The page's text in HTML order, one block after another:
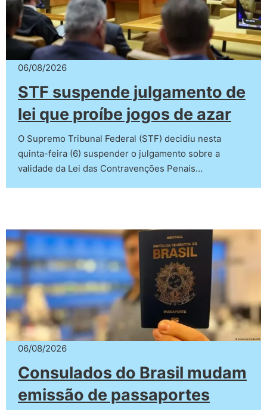
06/08/2026
STF suspende julgamento de
lei que proíbe jogos de azar
O Supremo Tribunal Federal (STF) decidiu nesta
quinta-feira (6) suspender o julgamento sobre a
validade da Lei das Contravenções Penais…
06/08/2026
Consulados do Brasil mudam
emissão de passaportes